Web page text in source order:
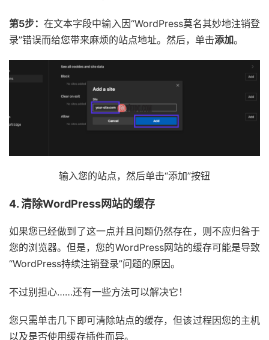
第5步：在文本字段中输入因“WordPress莫名其妙地注销登
录”错误而给您带来麻烦的站点地址。然后，单击添加。
输入您的站点，然后单击“添加”按钮
4. 清除WordPress网站的缓存
如果您已经做到了这一点并且问题仍然存在，则不应归咎于
您的浏览器。但是，您的WordPress网站的缓存可能是导致
“WordPress持续注销登录”问题的原因。
不过别担心……还有一些方法可以解决它！
您只需单击几下即可清除站点的缓存，但该过程因您的主机
以及是否使用缓存插件而异。